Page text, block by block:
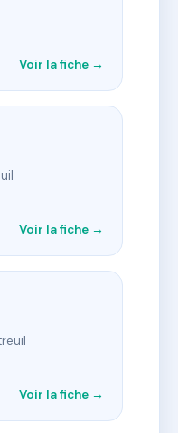
Voir la fiche →
Voir la fiche →
Voir la fiche →